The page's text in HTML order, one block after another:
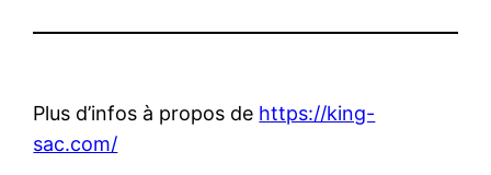
Plus d’infos à propos de https://king-
sac.com/